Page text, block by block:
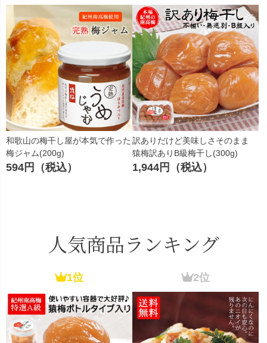
和歌山の梅干し屋が本気で作った
梅ジャム(200g)
594円（税込）
訳ありだけど美味しさそのまま
猿梅訳ありB級梅干し(300g)
1,944円（税込）
人気商品ランキング
1位 2位